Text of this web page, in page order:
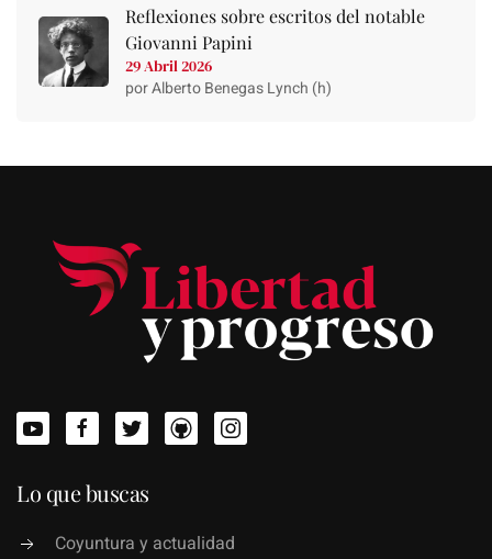
Reflexiones sobre escritos del notable
Giovanni Papini
29 Abril 2026
por Alberto Benegas Lynch (h)
Lo que buscas
Coyuntura y actualidad